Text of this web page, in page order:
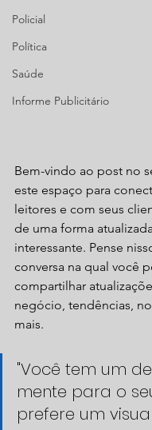
Policial
Política
Saúde
Informe Publicitário
Bem-vindo ao post no
este espaço para
leitores e com seus
de uma forma
interessante. Pense
conversa na qual você
compartilhar
negócio, tendências,
mais.
"Você tem um
mente para o
prefere um